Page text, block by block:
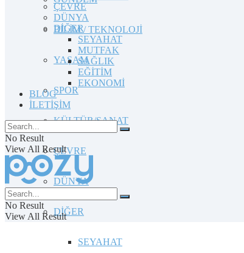
BİLİM / TEKNOLOJİ
YAŞAM
SPOR
KÜLTÜR/SANAT
ÇEVRE
DÜNYA
DİĞER
SEYAHAT
ÇEVRE
DÜNYA
DİĞER
SEYAHAT
MUTFAK
SAĞLIK
EĞİTİM
EKONOMİ
BLOG
İLETİŞİM
No Result
View All Result
No Result
View All Result